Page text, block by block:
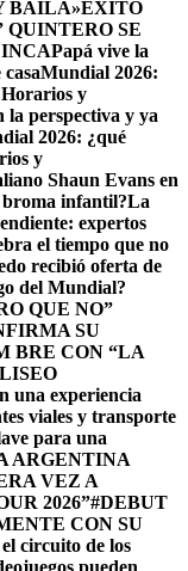
BAILA»ÉXITO
QUINTERO SE
Papá vive la
Mundial 2026:
y
la perspectiva y ya
2026: ¿qué
y
Shaun Evans en
infantil?La
expertos
el tiempo que no
recibió oferta de
del Mundial?
QUE NO”
SU
BRE CON “LA
una experiencia
viales y transporte
para una
ARGENTINA
VEZ A
2026”#DEBUT
CON SU
circuito de los
pueden